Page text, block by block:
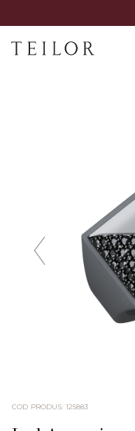
COD PRODUS: 125883